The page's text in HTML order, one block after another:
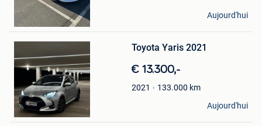
Jordan
Boussu
Aujourd'hui
Mes
Favoris
Toyota Yaris 2021
€ 13.300,-
2021 133.000 km
Gevork Minasian
Kortrijk
Aujourd'hui